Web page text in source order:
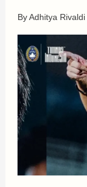
ByAdhitya Rivaldi